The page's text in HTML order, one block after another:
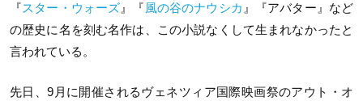
『スター・ウォーズ 』『 風の谷のナウシカ 』『アバター』など
の歴史に名を刻む名作は、この小説なくして生まれなかったと
言われている。
先日、9月に開催されるヴェネツィア国際映画祭のアウト・オ